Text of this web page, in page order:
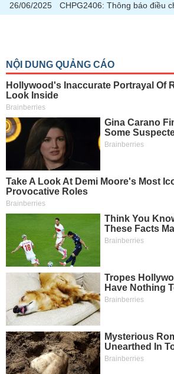
26/06/2025
CHPG2406: Thông báo điều